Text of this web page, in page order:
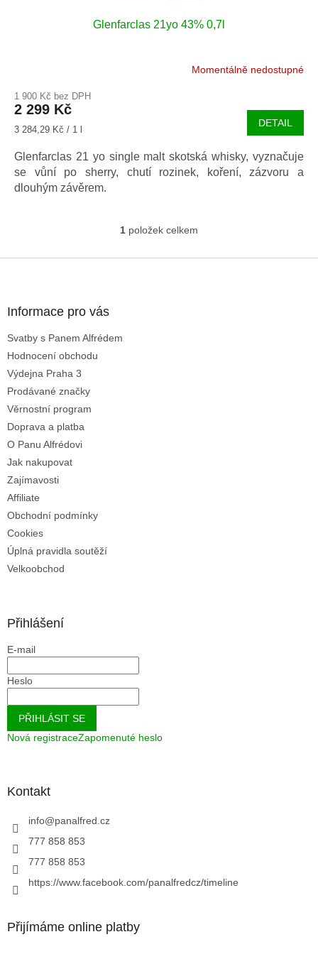
Glenfarclas 21yo 43% 0,7l
Momentálně nedostupné
1 900 Kč bez DPH
2 299 Kč
Měrná
3 284,29 Kč / 1 l
DETAIL
Glenfarclas 21 yo single malt skotská whisky, vyznačuje
se vůní po sherry, chutí rozinek, koření, zázvoru a
dlouhým závěrem.
O
l
1 položek celkem
Informace pro vás
Svatby s Panem Alfrédem
Hodnocení obchodu
Výdejna Praha 3
Prodávané značky
Věrnostní program
Doprava a platba
O Panu Alfrédovi
Jak nakupovat
Zajímavosti
Affiliate
Obchodní podmínky
Cookies
Úplná pravidla soutěží
Velkoobchod
Přihlášení
E-mail
Heslo
PŘIHLÁSIT SE
Nová registraceZapomenuté heslo
Kontakt
info@panalfred.cz
777 858 853
777 858 853
https://www.facebook.com/panalfredcz/timeline
Přijímáme online platby